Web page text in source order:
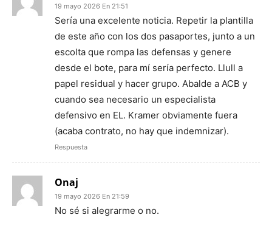
19 mayo 2026 En 21:51
Sería una excelente noticia. Repetir la plantilla
de este año con los dos pasaportes, junto a un
escolta que rompa las defensas y genere
desde el bote, para mí sería perfecto. Llull a
papel residual y hacer grupo. Abalde a ACB y
cuando sea necesario un especialista
defensivo en EL. Kramer obviamente fuera
(acaba contrato, no hay que indemnizar).
Respuesta
Onaj
19 mayo 2026 En 21:59
No sé si alegrarme o no.